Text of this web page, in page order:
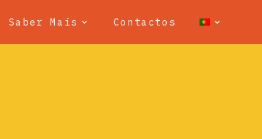
Saber Mais Contactos